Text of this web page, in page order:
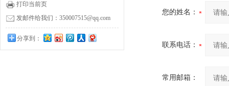
打印当前页
发邮件给我们：350007515@qq.com
分享到：
您的姓名：
联系电话：
常用邮箱：